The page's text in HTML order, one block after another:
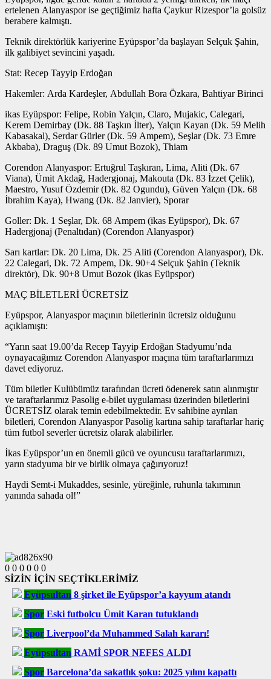
ertelenen Alanyaspor ise geçtiğimiz hafta Çaykur Rizespor’la golsüz
berabere kalmıştı.
Teknik direktörlük kariyerine Eyüpspor’da başlayan Selçuk Şahin,
ilk galibiyet sevincini yaşadı.
Stat: Recep Tayyip Erdoğan
Hakemler: Arda Kardeşler, Abdullah Bora Özkara, Bahtiyar Birinci
ikas Eyüpspor: Felipe, Robin Yalçın, Claro, Mujakic, Calegari,
Kerem Demirbay (Dk. 88 Taşkın İlter), Yalçın Kayan (Dk. 59 Melih
Kabasakal), Serdar Gürler (Dk. 59 Ampem), Seşlar (Dk. 73 Emre
Akbaba), Draguş (Dk. 89 Umut Bozok), Thiam
Corendon Alanyaspor: Ertuğrul Taşkıran, Lima, Aliti (Dk. 67
Viana), Ümit Akdağ, Hadergjonaj, Makouta (Dk. 83 İzzet Çelik),
Maestro, Yusuf Özdemir (Dk. 82 Ogundu), Güven Yalçın (Dk. 68
İbrahim Kaya), Hwang (Dk. 82 Janvier), Sporar
Goller: Dk. 1 Seşlar, Dk. 68 Ampem (ikas Eyüpspor), Dk. 67
Hadergjonaj (Penaltıdan) (Corendon Alanyaspor)
Sarı kartlar: Dk. 20 Lima, Dk. 25 Aliti (Corendon Alanyaspor), Dk.
22 Calegari, Dk. 72 Ampem, Dk. 90+4 Selçuk Şahin (Teknik
direktör), Dk. 90+8 Umut Bozok (ikas Eyüpspor)
MAÇ BİLETLERİ ÜCRETSİZ
Eyüpspor, Alanyaspor maçının biletlerinin ücretsiz olduğunu
açıklamıştı:
“Yarın saat 19.00’da Recep Tayyip Erdoğan Stadyumu’nda
oynayacağımız Corendon Alanyaspor maçına tüm taraftarlarımızı
davet ediyoruz.
Tüm biletler Kulübümüz tarafından ücreti ödenerek satın alınmıştır
ve taraftarlarımız Pasolig e-bilet uygulaması üzerinden biletlerini
ÜCRETSİZ olarak temin edebilmektedir. Ev sahibine ayrılan
biletleri, Corendon Alanyaspor Pasolig kartına sahip taraftarlar hariç
tüm futbol severler ücretsiz olarak alabilirler.
İkas Eyüpspor’un en önemli gücü ve oyuncusu taraftarlarımızı,
yarın stadyuma bir ve birlik olmaya çağırıyoruz!
Haydi Semt-i Mukaddes, sesinle, yüreğinle, ruhunla takımının
yanında sahada ol!”
0 0 0 0 0 0
SİZİN İÇİN SEÇTİKLERİMİZ
Eyüpsultan 8 şirket ile Eyüpspor’a kayyum atandı
Spor Eski futbolcu Ümit Karan tutuklandı
Spor Liverpool’da Muhammed Salah kararı!
Eyüpsultan RAMİ SPOR NEFES ALDI
Spor Barcelona’da sakatlık şoku: 2025 yılını kapattı